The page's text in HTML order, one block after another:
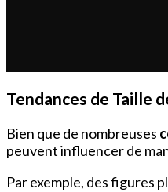
Tendances de Taille
Bien que de nombreuses
peuvent influencer de
Par exemple, des figures